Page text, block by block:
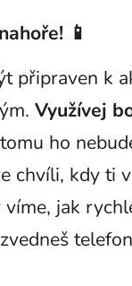
📱
připraven k
Využívej
ho
chvíli, kdy ti
jak